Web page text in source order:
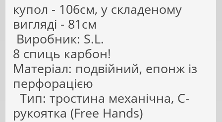
купол - 106см, у складеному
вигляді - 81см
Виробник: S.L.
8 спиць карбон!
Матеріал: подвійний, епонж із
перфорацією
Тип: тростина механічна, С-
рукоятка (Free Hands)